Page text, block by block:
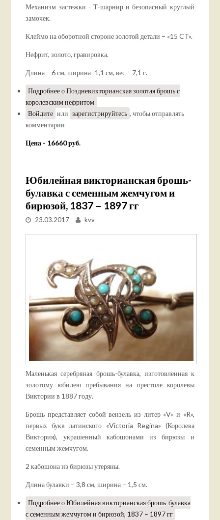
Механизм застежки - Т-шарнир и безопасный круглый
замочек.
Клеймо на оборотной стороне золотой детали – «15 CT».
Нефрит, золото, гравировка.
Длина – 6 см, ширина- 1,1 см, вес – 7,1 г.
Подробнеео Поздневикторианская золотая брошь с
королевским нефритом
Войдите или зарегистрируйтесь , чтобы отправлять
комментарии
Цена - 16660 руб.
Юбилейная викторианская брошь-
булавка с семенным жемчугом и
бирюзой, 1837 – 1897 гг
23.03.2017 kvv
Маленькая серебряная брошь-булавка, изготовленная к
золотому юбилею пребывания на престоле королевы
Виктории в 1887 году.
Брошь представляет собой вензель из литер «V» и «R»,
первых букв латинского «Victoria Regina» (Королева
Виктория), украшенный кабошонами из бирюзы и
семенным жемчугом.
2 кабошона из бирюзы утеряны.
Длина булавки – 3,8 см, ширина – 1,5 см.
Подробнеео Юбилейная викторианская брошь-булавка
с семенным жемчугом и бирюзой, 1837 – 1897 гг